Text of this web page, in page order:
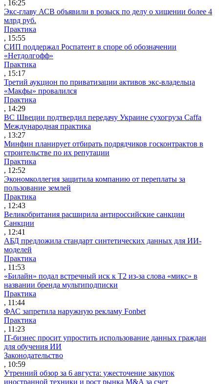
, 16:25
Экс-главу АСВ объявили в розыск по делу о хищении более 4
млрд руб.
Практика
, 15:55
СИП поддержал Роспатент в споре об обозначении
«Нетдолгофф»
Практика
, 15:17
Третий аукцион по приватизации активов экс-владельца
«Макфы» провалился
Практика
, 14:29
ВС Швеции подтвердил передачу Украине сухогруза Caffa
Международная практика
, 13:27
Минфин планирует отбирать подрядчиков госконтрактов в
строительстве по их репутации
Практика
, 12:52
Экономколлегия защитила компанию от переплаты за
пользование землей
Практика
, 12:43
Великобритания расширила антироссийские санкции
Санкции
, 12:41
АБД предложила стандарт синтетических данных для ИИ-
моделей
Практика
, 11:53
«Билайн» подал встречный иск к Т2 из-за слова «микс» в
названии бренда мультиподписки
Практика
, 11:44
ФАС запретила наружную рекламу Fonbet
Практика
, 11:23
IT-бизнес просит упростить использование данных граждан
для обучения ИИ
Законодательство
, 10:59
Утренний обзор за 6 августа: ужесточение закупок
иностранной техники и рост рынка M&A за счет